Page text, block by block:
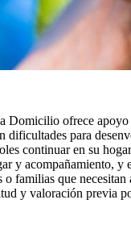
Domicilio ofrece apoyo
dificultades para
continuar en su
y acompañamiento, y
o familias que
y valoración previa